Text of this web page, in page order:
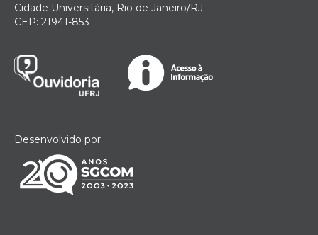
Cidade Universitária, Rio de Janeiro/RJ
CEP: 21941-853
Desenvolvido por